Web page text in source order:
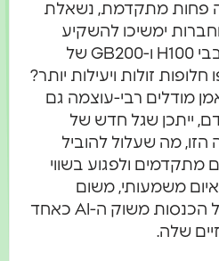
פחות מתקדמת, נשאלת
ימשיכו להשקיע
מיליארדים ברכישת שבבי H100 ו-GB200 של
זולות ויעילות יותר?
מודלים רבי-עוצמה גם
ייתכן שגל חדש של
מה שעלול להוביל
מתקדמים ולפגוע בשווי
משמעותי, משום
שהחברה מתבססת על הכנסות משוק ה-AI כאחד
שלה.